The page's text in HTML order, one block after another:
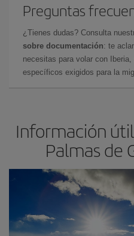
Preguntas
¿Tienes dudas? Consulta
sobre documentación: te
necesitas para volar con
específicos exigidos para la
Información
Palmas de